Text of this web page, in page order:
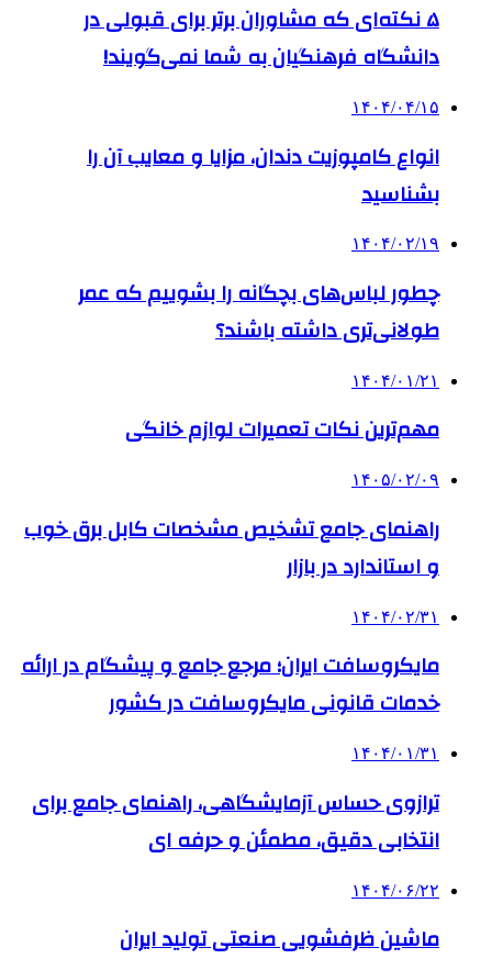
۵ نکته‌ای که مشاوران برتر برای قبولی در
دانشگاه فرهنگیان به شما نمی‌گویند!
۱۴۰۴/۰۴/۱۵
انواع کامپوزیت دندان، مزایا و معایب آن را
بشناسید
۱۴۰۴/۰۲/۱۹
چطور لباس‌های بچگانه را بشوییم که عمر
طولانی‌تری داشته باشند؟
۱۴۰۴/۰۱/۲۱
مهم‌ترین نکات تعمیرات لوازم خانگی
۱۴۰۵/۰۲/۰۹
راهنمای جامع تشخیص مشخصات کابل برق خوب
و استاندارد در بازار
۱۴۰۴/۰۲/۳۱
مایکروسافت ایران؛ مرجع جامع و پیشگام در ارائه
خدمات قانونی مایکروسافت در کشور
۱۴۰۴/۰۱/۳۱
ترازوی حساس آزمایشگاهی، راهنمای جامع برای
انتخابی دقیق، مطمئن و حرفه ای
۱۴۰۴/۰۶/۲۲
ماشین ظرفشویی صنعتی تولید ایران